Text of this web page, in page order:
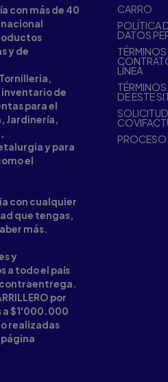
con más de 40
nacional
y de
de
para el
Jardinería,
y para
el
con cualquier
que tengas,
más.
y
a todo el país
por
a $1'000.000
realizadas
CARRO
POLÍTICA
DATOS
LÍNEA
DE ESTE